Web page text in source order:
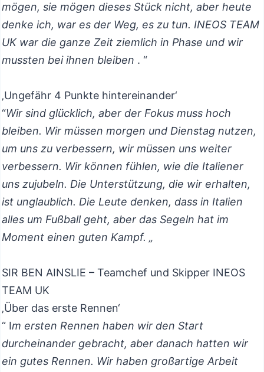
mögen, sie mögen dieses Stück nicht, aber heute
denke ich, war es der Weg, es zu tun. INEOS TEAM
UK war die ganze Zeit ziemlich in Phase und wir
mussten bei ihnen bleiben . “
‚Ungefähr 4 Punkte hintereinander‘
“Wir sind glücklich, aber der Fokus muss hoch
bleiben. Wir müssen morgen und Dienstag nutzen,
um uns zu verbessern, wir müssen uns weiter
verbessern. Wir können fühlen, wie die Italiener
uns zujubeln. Die Unterstützung, die wir erhalten,
ist unglaublich. Die Leute denken, dass in Italien
alles um Fußball geht, aber das Segeln hat im
Moment einen guten Kampf. „
SIR BEN AINSLIE – Teamchef und Skipper INEOS
TEAM UK
‚Über das erste Rennen‘
“ Im ersten Rennen haben wir den Start
durcheinander gebracht, aber danach hatten wir
ein gutes Rennen. Wir haben großartige Arbeit